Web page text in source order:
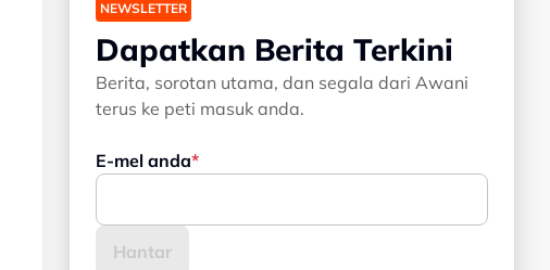
NEWSLETTER
Dapatkan Berita Terkini
Berita, sorotan utama, dan segala dari Awani
terus ke peti masuk anda.
E-mel anda